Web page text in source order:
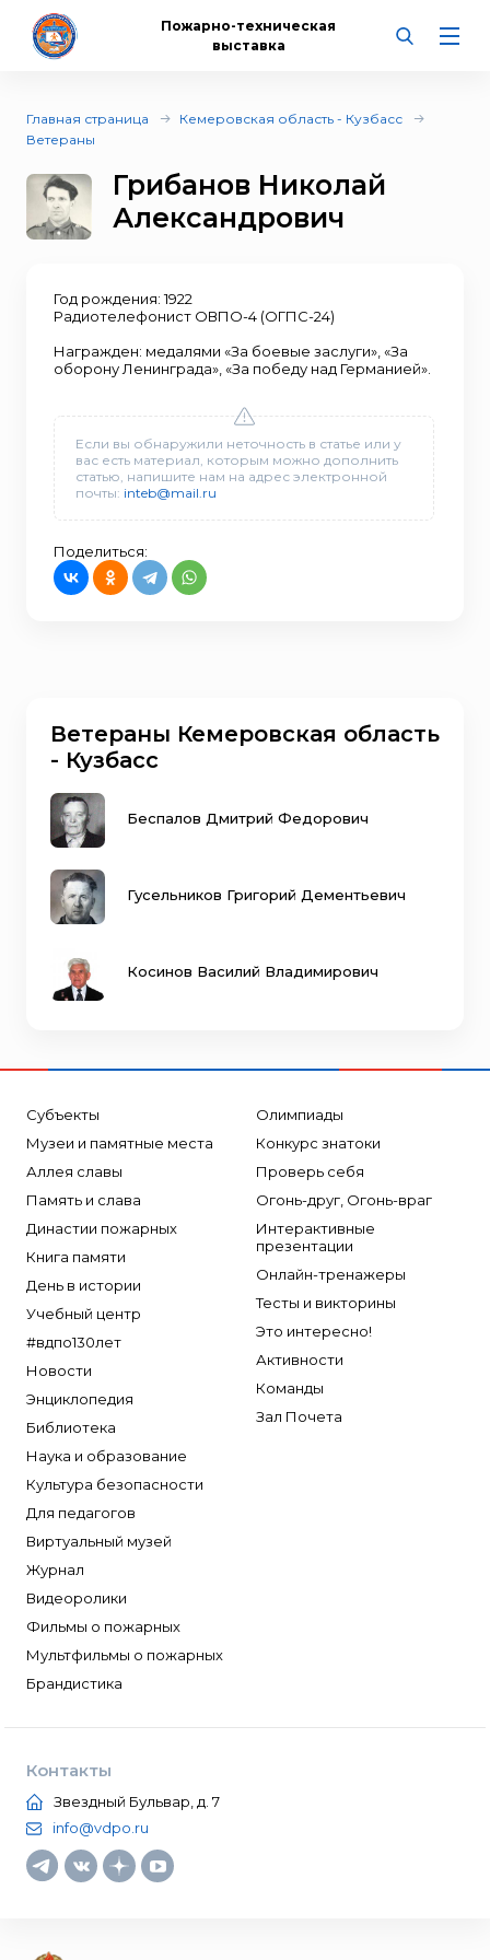
Пожарно-техническая
выставка
Главная страница
Кемеровская область - Кузбасс
Ветераны
Грибанов Николай
Александрович
Год рождения: 1922
Радиотелефонист ОВПО-4 (ОГПС-24)
Награжден: медалями «За боевые заслуги», «За
оборону Ленинграда», «За победу над Германией».
Если вы обнаружили неточность в статье или у
вас есть материал, которым можно дополнить
статью, напишите нам на адрес электронной
почты: inteb@mail.ru
Поделиться:
Ветераны Кемеровская область
- Кузбасс
Беспалов Дмитрий Федорович
Гусельников Григорий Дементьевич
Косинов Василий Владимирович
Субъекты
Музеи и памятные места
Аллея славы
Память и слава
Династии пожарных
Книга памяти
День в истории
Учебный центр
#вдпо130лет
Новости
Энциклопедия
Библиотека
Наука и образование
Культура безопасности
Для педагогов
Виртуальный музей
Журнал
Видеоролики
Фильмы о пожарных
Мультфильмы о пожарных
Брандистика
Олимпиады
Конкурс знатоки
Проверь себя
Огонь-друг, Огонь-враг
Интерактивные
презентации
Онлайн-тренажеры
Тесты и викторины
Это интересно!
Активности
Команды
Зал Почета
Контакты
Звездный Бульвар, д. 7
info@vdpo.ru